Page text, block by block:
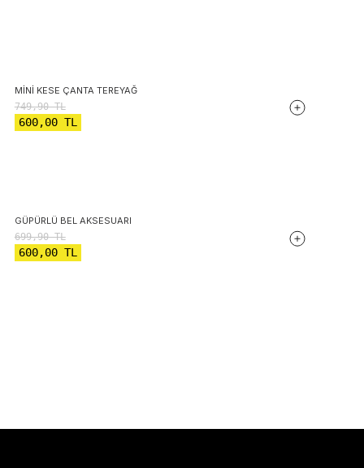
MINI KESE ÇANTA TEREYAĞ
749,90TL
600,00TL
GÜPÜRLÜ BEL AKSESUARI
699,90TL
600,00TL